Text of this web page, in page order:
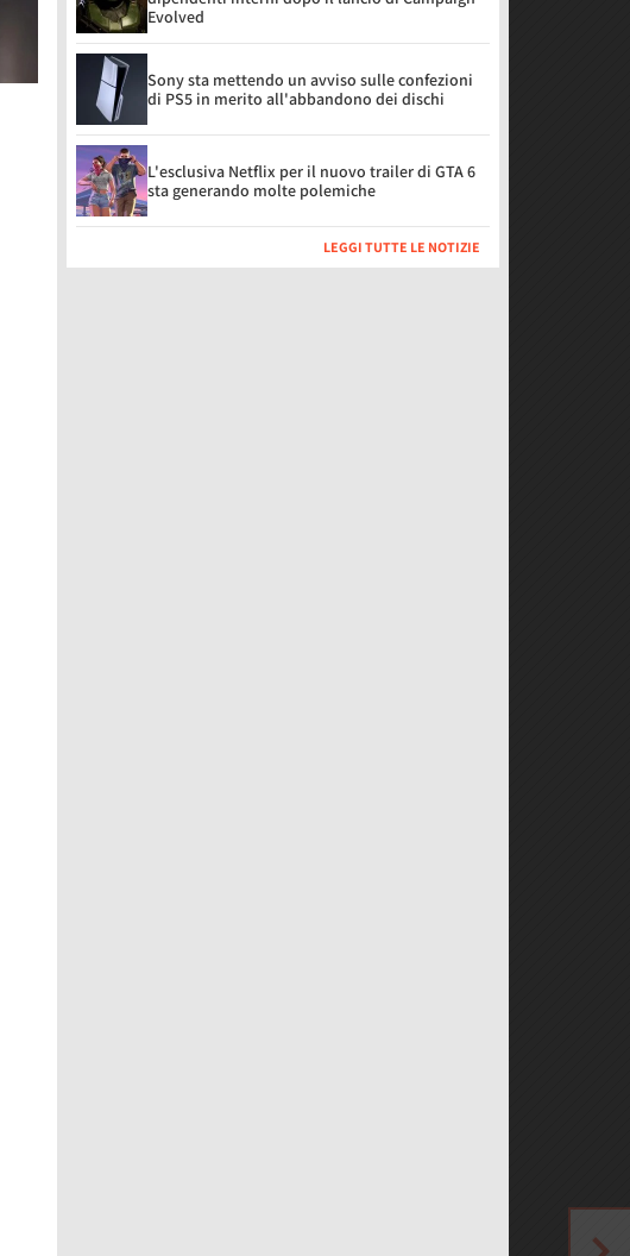
Evolved
Sony sta mettendo un avviso sulle confezioni
di PS5 in merito all'abbandono dei dischi
L'esclusiva Netflix per il nuovo trailer di GTA 6
sta generando molte polemiche
LEGGI TUTTE LE NOTIZIE